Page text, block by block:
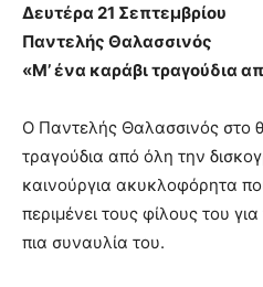
Δευτέρα 21 Σεπτεμβρίου
Παντελής Θαλασσινός
«Μ’ ένα καράβι τραγούδια
Ο Παντελής Θαλασσινός στο
τραγούδια από όλη την
καινούργια ακυκλοφόρητα
περιμένει τους φίλους του
πια συναυλία του.